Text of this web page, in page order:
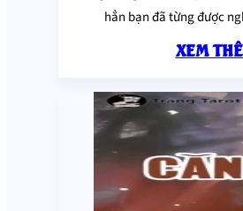
hẳn bạn đã từng được
XEM